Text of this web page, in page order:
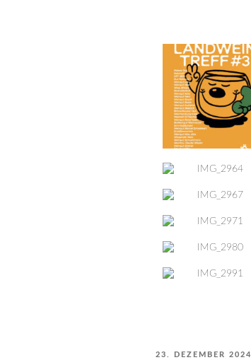
VERÖFFENTLICHT
23. DEZEMBER 2024